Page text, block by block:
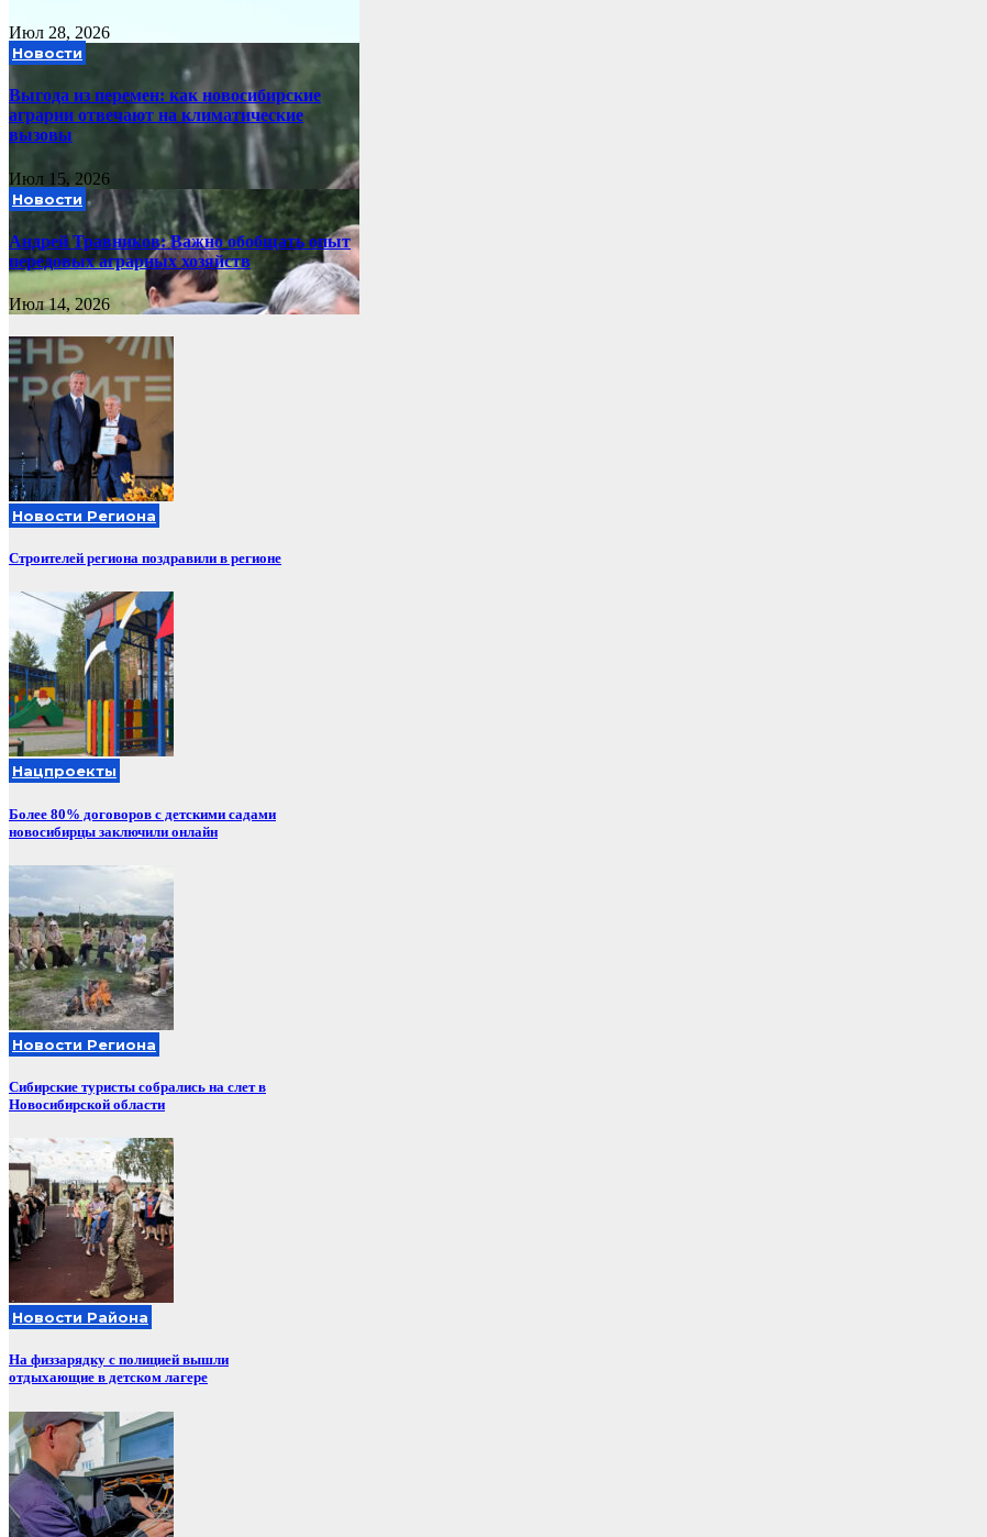
Июл 28, 2026
Новости
Выгода из перемен: как новосибирские
аграрии отвечают на климатические
вызовы
Июл 15, 2026
Новости
Андрей Травников: Важно обобщать опыт
передовых аграрных хозяйств
Июл 14, 2026
Новости Региона
Строителей региона поздравили в регионе
Нацпроекты
Более 80% договоров с детскими садами
новосибирцы заключили онлайн
Новости Региона
Сибирские туристы собрались на слет в
Новосибирской области
Новости Района
На физзарядку с полицией вышли
отдыхающие в детском лагере